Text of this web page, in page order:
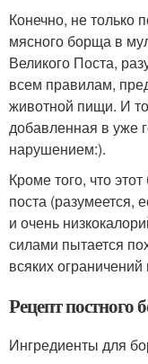
Конечно, не только
мясного борща в
Великого Поста,
всем правилам,
животной пищи. И
добавленная в уже
нарушением:).
Кроме того, что
поста (разумеется,
и очень
силами пытается
всяких
Рецепт постного
Ингредиенты для